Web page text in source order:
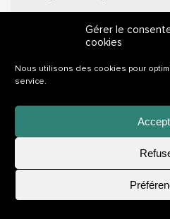
Gérer le
cookies
Nous utilisons des cookies pour
service.
|Politique de